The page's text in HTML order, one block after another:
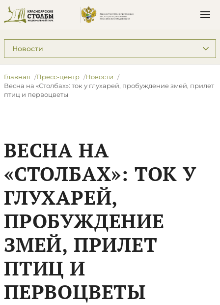
Подразделы: Пресс-центр
Главная Пресс-центр
Новости
​Весна на «Столбах»: ток у глухарей, пробуждение змей, прилет
птиц и первоцветы
​ВЕСНА НА
«СТОЛБАХ»: ТОК У
ГЛУХАРЕЙ,
ПРОБУЖДЕНИЕ
ЗМЕЙ, ПРИЛЕТ
ПТИЦ И
ПЕРВОЦВЕТЫ